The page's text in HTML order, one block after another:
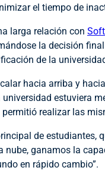
el tiempo de
larga relación con
la decisión final
de la
hacia arriba y
estuviera
realizar las
de
nube, ganamos la
en rápido cambio”.